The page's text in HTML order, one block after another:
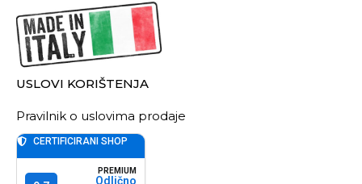
USLOVI KORIŠTENJA
Pravilnik o uslovima prodaje